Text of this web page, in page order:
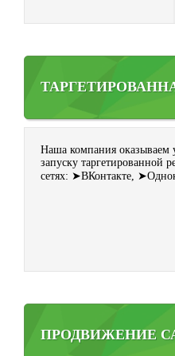
Наша компания оказываем
запуску таргетированной
сетях: ➤ВКонтакте,
ПРОДВИЖЕНИЕ